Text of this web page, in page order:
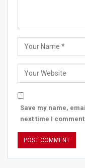
Save my name,
next time I